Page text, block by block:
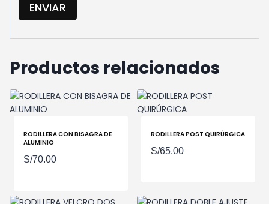
Productos relacionados
RODILLERA CON BISAGRA DE
ALUMINIO
S/70.00
RODILLERA POST QUIRÚRGICA
S/65.00